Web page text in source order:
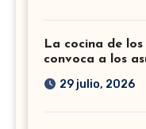
La cocina de los
convoca a los
29 julio, 2026